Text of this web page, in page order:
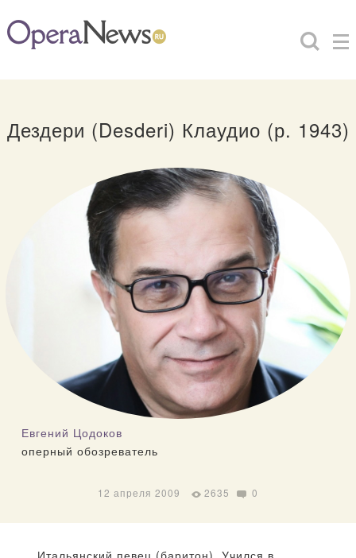
Дездери (Desderi) Клаудио (р. 1943)
Евгений Цодоков
оперный обозреватель
12 апреля 2009 2635 0